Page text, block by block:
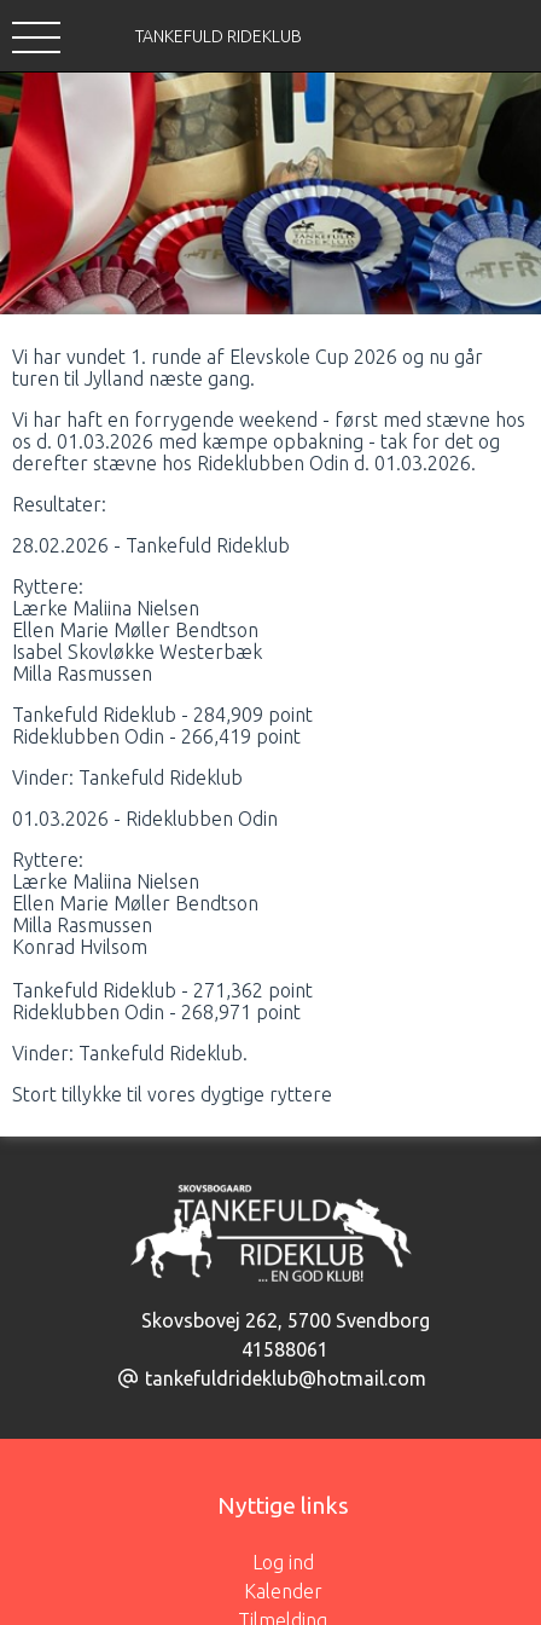
TANKEFULD RIDEKLUB
Vi har vundet 1. runde af Elevskole Cup 2026 og nu går
turen til Jylland næste gang.
Vi har haft en forrygende weekend - først med stævne hos
os d. 01.03.2026 med kæmpe opbakning - tak for det og
derefter stævne hos Rideklubben Odin d. 01.03.2026.
Resultater:
28.02.2026 - Tankefuld Rideklub
Ryttere:
Lærke Maliina Nielsen
Ellen Marie Møller Bendtson
Isabel Skovløkke Westerbæk
Milla Rasmussen
Tankefuld Rideklub - 284,909 point
Rideklubben Odin - 266,419 point
Vinder: Tankefuld Rideklub
01.03.2026 - Rideklubben Odin
Ryttere:
Lærke Maliina Nielsen
Ellen Marie Møller Bendtson
Milla Rasmussen
Konrad Hvilsom
Tankefuld Rideklub - 271,362 point
Rideklubben Odin - 268,971 point
Vinder: Tankefuld Rideklub.
Stort tillykke til vores dygtige ryttere
Skovsbovej 262, 5700 Svendborg
41588061
tankefuldrideklub@hotmail.com
Nyttige links
Log ind
Kalender
Tilmelding